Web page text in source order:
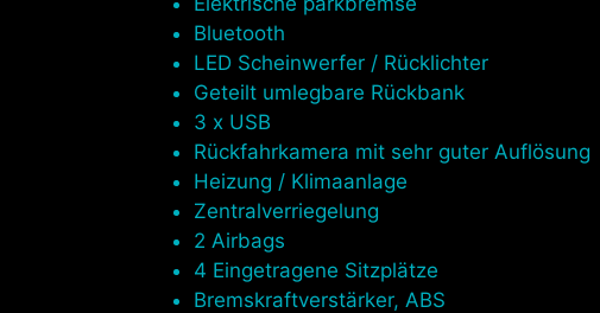
Bluetooth
LED Scheinwerfer / Rücklichter
Geteilt umlegbare Rückbank
3 x USB
Rückfahrkamera mit sehr guter Auflösung
Heizung / Klimaanlage
Zentralverriegelung
2 Airbags
4 Eingetragene Sitzplätze
Bremskraftverstärker, ABS